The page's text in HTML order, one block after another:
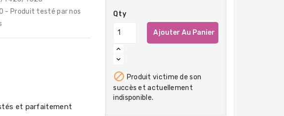
- Produit testé par nos
Qty
Ajouter Au Panier
 Produit victime de son
succès et actuellement
indisponible.